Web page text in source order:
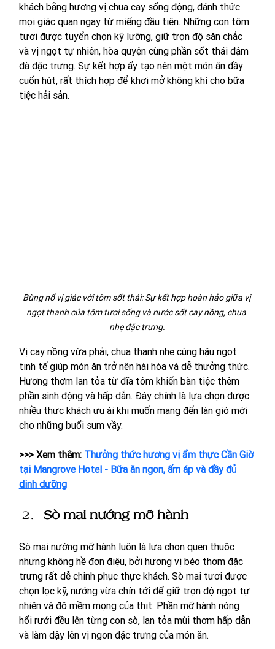
khách bằng hương vị chua cay sống động, đánh thức
mọi giác quan ngay từ miếng đầu tiên. Những con tôm
tươi được tuyển chọn kỹ lưỡng, giữ trọn độ săn chắc
và vị ngọt tự nhiên, hòa quyện cùng phần sốt thái đậm
đà đặc trưng. Sự kết hợp ấy tạo nên một món ăn đầy
cuốn hút, rất thích hợp để khơi mở không khí cho bữa
tiệc hải sản.
Bùng nổ vị giác với tôm sốt thái: Sự kết hợp hoàn hảo giữa vị
ngọt thanh của tôm tươi sống và nước sốt cay nồng, chua
nhẹ đặc trưng.
Vị cay nồng vừa phải, chua thanh nhẹ cùng hậu ngọt
tinh tế giúp món ăn trở nên hài hòa và dễ thưởng thức.
Hương thơm lan tỏa từ đĩa tôm khiến bàn tiệc thêm
phần sinh động và hấp dẫn. Đây chính là lựa chọn được
nhiều thực khách ưu ái khi muốn mang đến làn gió mới
cho những buổi sum vầy.
>>> Xem thêm: Thưởng thức hương vị ẩm thực Cần Giờ
tại Mangrove Hotel - Bữa ăn ngon, ấm áp và đầy đủ
dinh dưỡng
Sò mai nướng mỡ hành
Sò mai nướng mỡ hành luôn là lựa chọn quen thuộc
nhưng không hề đơn điệu, bởi hương vị béo thơm đặc
trưng rất dễ chinh phục thực khách. Sò mai tươi được
chọn lọc kỹ, nướng vừa chín tới để giữ trọn độ ngọt tự
nhiên và độ mềm mọng của thịt. Phần mỡ hành nóng
hổi rưới đều lên từng con sò, lan tỏa mùi thơm hấp dẫn
và làm dậy lên vị ngon đặc trưng của món ăn.